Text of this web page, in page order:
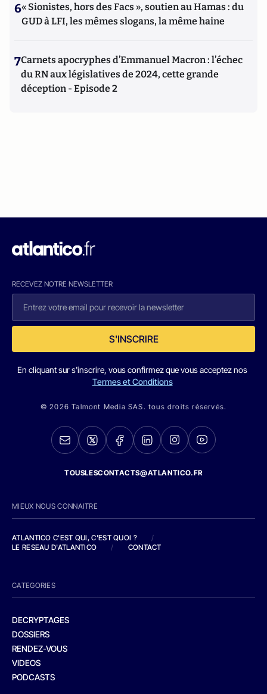
6« Sionistes, hors des Facs », soutien au Hamas : du
GUD à LFI, les mêmes slogans, la même haine
7Carnets apocryphes d’Emmanuel Macron : l’échec
du RN aux législatives de 2024, cette grande
déception - Episode 2
RECEVEZ NOTRE NEWSLETTER
S'INSCRIRE
En cliquant sur s'inscrire, vous confirmez que vous acceptez nos
Termes et Conditions
© 2026 Talmont Media SAS. tous droits réservés.
TOUSLESCONTACTS@ATLANTICO.FR
MIEUX NOUS CONNAITRE
ATLANTICO C'EST QUI, C'EST QUOI ?
/
LE RESEAU D'ATLANTICO
/ CONTACT
CATEGORIES
DECRYPTAGES
DOSSIERS
RENDEZ-VOUS
VIDEOS
PODCASTS